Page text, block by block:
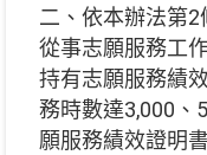
二、依本辦法第
從事志願服務工
持有志願服務績
務時數達3,000、
願服務績效證明